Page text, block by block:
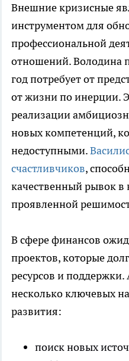
Внешние кризисные
инструментом для
профессиональной
отношений. Володина
год потребует от
от жизни по инерции.
реализации
новых компетенций,
недоступными.
счастливчиков,
качественный рывок в
проявленной
В сфере финансов
проектов, которые
ресурсов и поддержки.
несколько ключевых
развития:
поиск новых